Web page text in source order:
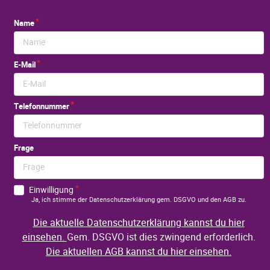
Name
E-Mail
Telefonnummer
Frage
Einwilligung
Ja, ich stimme der Datenschutzerklärung gem. DSGVO und den AGB zu.
Die aktuelle Datenschutzerklärung kannst du hier
einsehen. Gem. DSGVO ist dies zwingend erforderlich.
Die aktuellen AGB kannst du hier einsehen.